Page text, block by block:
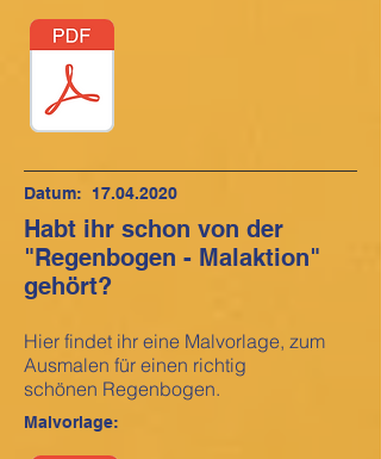
Datum: 17.04.2020
Habt ihr schon von der
"Regenbogen - Malaktion"
gehört?
Hier findet ihr eine Malvorlage, zum
Ausmalen für einen richtig
schönen Regenbogen.
Malvorlage: